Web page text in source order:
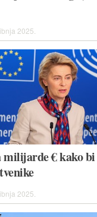
2025.
milijarde € kako
2025.